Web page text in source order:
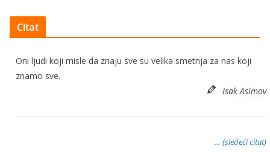
Citat
Oni ljudi koji misle da znaju sve su velika smetnja za nas koji
znamo sve.
Isak Asimov
… (sledeći citat)